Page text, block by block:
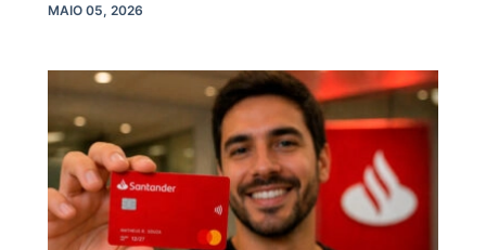
MAIO 05, 2026